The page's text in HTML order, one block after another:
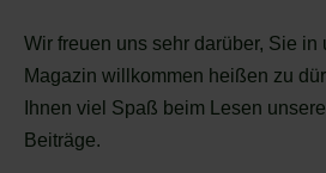
Wir freuen uns sehr darüber, Sie in
Magazin willkommen heißen zu
Ihnen viel Spaß beim Lesen
Beiträge.